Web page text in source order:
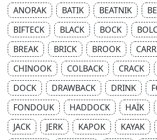
ANORAK BATIK BEATNIK
BIFTECK
BLACK BOCK
BREAK
BRICK BROOK
CHINOOK
COLBACK CRACK
DOCK
DRAWBACK DRINK
FONDOUK
HADDOCK HAÏK
JACK
JERK KAPOK KAYAK